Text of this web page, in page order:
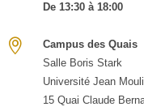
De 13:30 à 18:00
Campus des Quais
Salle Boris Stark
Université Jean
15 Quai Claude